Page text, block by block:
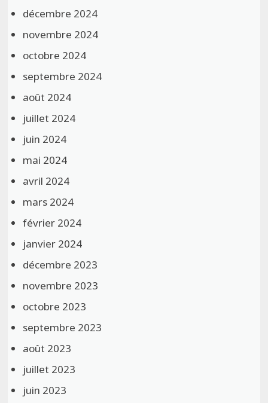
décembre 2024
novembre 2024
octobre 2024
septembre 2024
août 2024
juillet 2024
juin 2024
mai 2024
avril 2024
mars 2024
février 2024
janvier 2024
décembre 2023
novembre 2023
octobre 2023
septembre 2023
août 2023
juillet 2023
juin 2023